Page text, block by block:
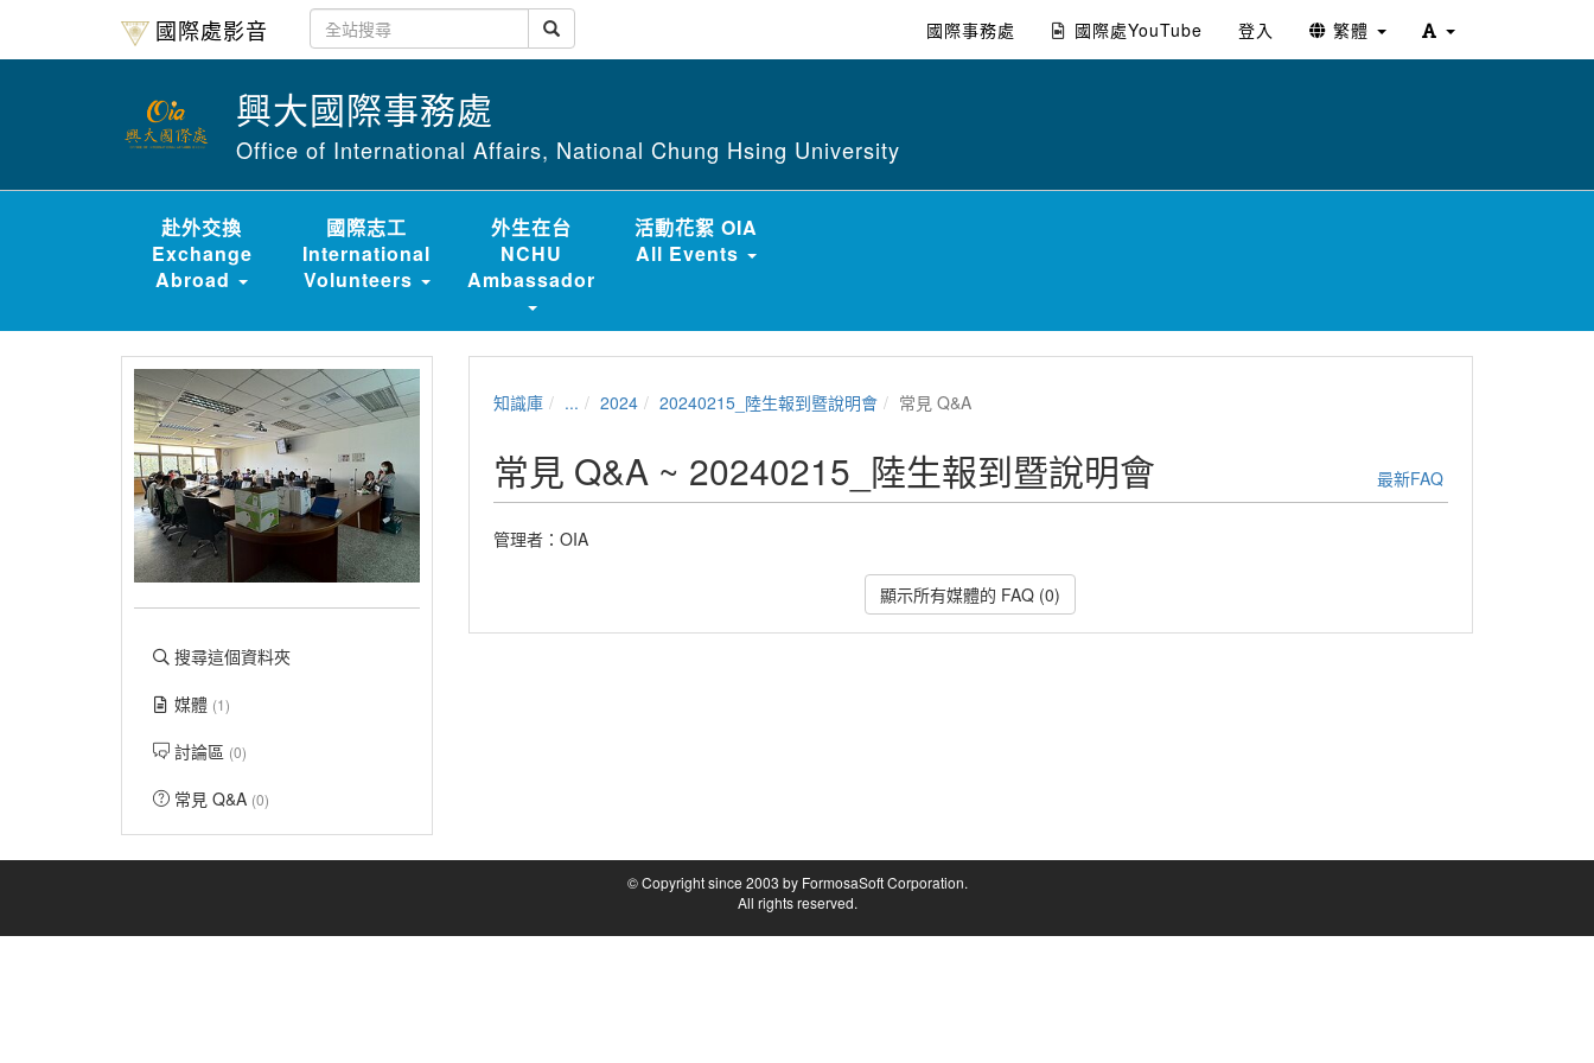
國際處影音 國際事務處 國際處YouTube 登入 繁體
興大國際事務處
Office of International Affairs, National Chung Hsing University
赴外交換
Exchange
Abroad
國際志工
International
Volunteers
外生在台
NCHU
Ambassador
活動花絮 OIA
All Events
搜尋這個資料夾
媒體 (1)
討論區 (0)
常見 Q&A (0)
知識庫 ... 2024 20240215_陸生報到暨說明會 常見 Q&A
常見 Q&A ~ 20240215_陸生報到暨說明會 最新FAQ
管理者： OIA
顯示所有媒體的 FAQ (0)
© Copyright since 2003 by FormosaSoft Corporation.
All rights reserved.